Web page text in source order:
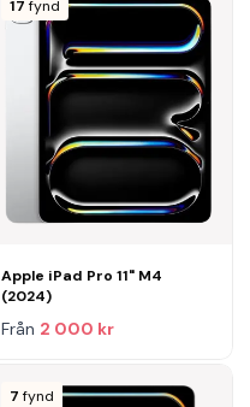
17 fynd
Apple iPad Pro 11" M4
(2024)
Från 2 000 kr
7 fynd